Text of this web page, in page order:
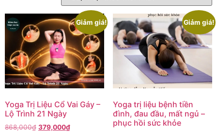
Giảm giá!
Yoga Trị Liệu Cổ Vai Gáy –
Lộ Trình 21 Ngày
868,000₫ 379,000₫
Giảm giá!
Yoga trị liệu bệnh tiền
đình, đau đầu, mất ngủ –
phục hồi sức khỏe